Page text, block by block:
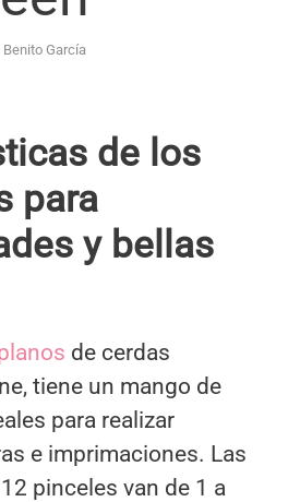
Benito García
de los
para
y bellas
de cerdas
tiene un mango de
para realizar
e imprimaciones. Las
pinceles van de 1 a